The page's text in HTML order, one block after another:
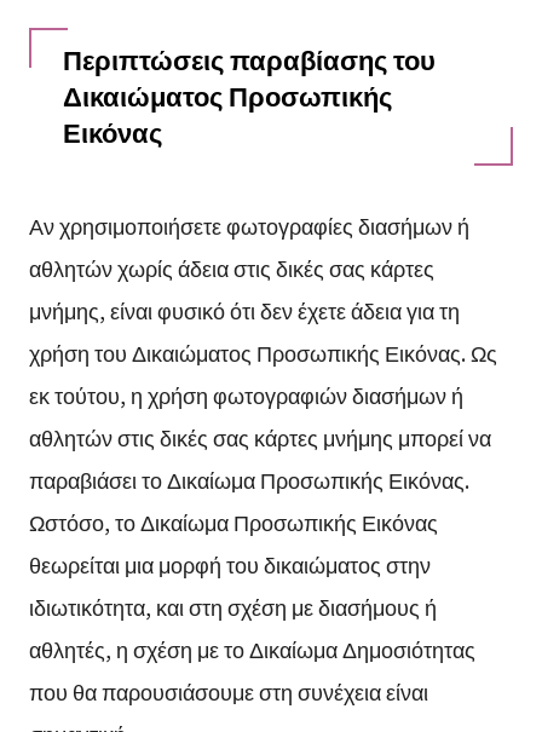
Περιπτώσεις παραβίασης του
Δικαιώματος Προσωπικής
Εικόνας
Αν χρησιμοποιήσετε φωτογραφίες διασήμων ή
αθλητών χωρίς άδεια στις δικές σας κάρτες
μνήμης, είναι φυσικό ότι δεν έχετε άδεια για τη
χρήση του Δικαιώματος Προσωπικής Εικόνας. Ως
εκ τούτου, η χρήση φωτογραφιών διασήμων ή
αθλητών στις δικές σας κάρτες μνήμης μπορεί να
παραβιάσει το Δικαίωμα Προσωπικής Εικόνας.
Ωστόσο, το Δικαίωμα Προσωπικής Εικόνας
θεωρείται μια μορφή του δικαιώματος στην
ιδιωτικότητα, και στη σχέση με διασήμους ή
αθλητές, η σχέση με το Δικαίωμα Δημοσιότητας
που θα παρουσιάσουμε στη συνέχεια είναι